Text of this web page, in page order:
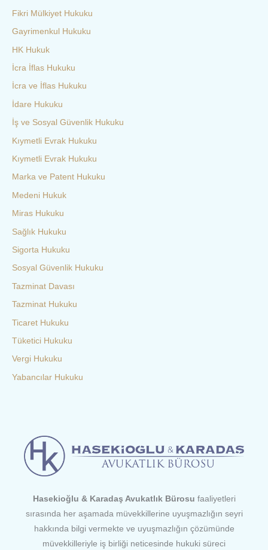
Fikri Mülkiyet Hukuku
Gayrimenkul Hukuku
HK Hukuk
İcra İflas Hukuku
İcra ve İflas Hukuku
İdare Hukuku
İş ve Sosyal Güvenlik Hukuku
Kıymetli Evrak Hukuku
Kıymetli Evrak Hukuku
Marka ve Patent Hukuku
Medeni Hukuk
Miras Hukuku
Sağlık Hukuku
Sigorta Hukuku
Sosyal Güvenlik Hukuku
Tazminat Davası
Tazminat Hukuku
Ticaret Hukuku
Tüketici Hukuku
Vergi Hukuku
Yabancılar Hukuku
Hasekioğlu & Karadaş Avukatlık Bürosu faaliyetleri
sırasında her aşamada müvekkillerine uyuşmazlığın seyri
hakkında bilgi vermekte ve uyuşmazlığın çözümünde
müvekkilleriyle iş birliği neticesinde hukuki süreci